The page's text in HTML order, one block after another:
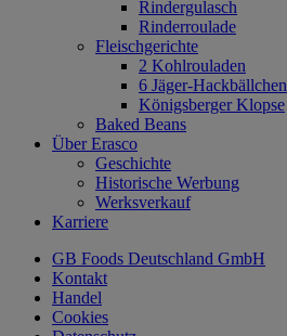
Rindergulasch
Rinderroulade
Fleischgerichte
2 Kohlrouladen
6 Jäger-Hackbällchen
Königsberger Klopse
Baked Beans
Über Erasco
Geschichte
Historische Werbung
Werksverkauf
Karriere
GB Foods Deutschland GmbH
Kontakt
Handel
Cookies